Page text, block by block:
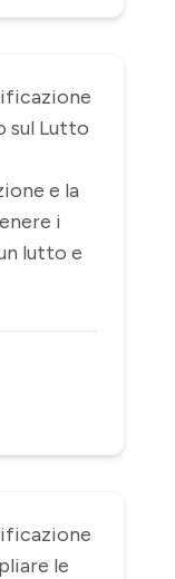
sul Lutto
e la
i
lutto e
le